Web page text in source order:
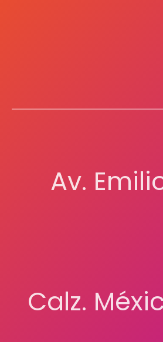
Av.
Calz.